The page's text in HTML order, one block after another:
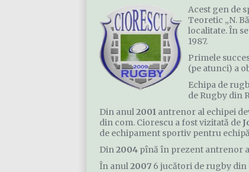
Acest gen de
Teoretic „N.
localitate. În
1987.
Primele
(pe atunci) a
Echipa de
de Rugby din
Din anul2001antrenor al echipei
din com. Ciorescu a fost vizitată de
de echipament sportiv pentru
Din2004pînă în prezent antrenor
În anul2007 6 jucători de rugby din